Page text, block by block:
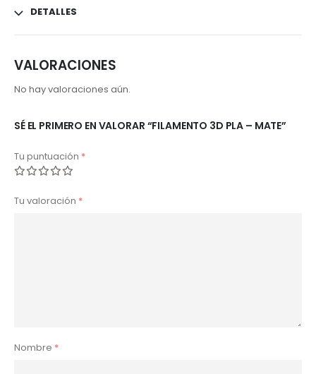
DETALLES
VALORACIONES
No hay valoraciones aún.
SÉ EL PRIMERO EN VALORAR “FILAMENTO 3D PLA – MATE”
Tu puntuación *
Tu valoración *
Nombre *